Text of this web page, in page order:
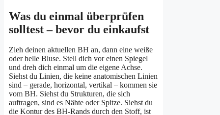
Was du einmal überprüfen
solltest – bevor du einkaufst
Zieh deinen aktuellen BH an, dann eine weiße
oder helle Bluse. Stell dich vor einen Spiegel
und dreh dich einmal um die eigene Achse.
Siehst du Linien, die keine anatomischen Linien
sind – gerade, horizontal, vertikal – kommen sie
vom BH. Siehst du Strukturen, die sich
auftragen, sind es Nähte oder Spitze. Siehst du
die Kontur des BH-Rands durch den Stoff, ist